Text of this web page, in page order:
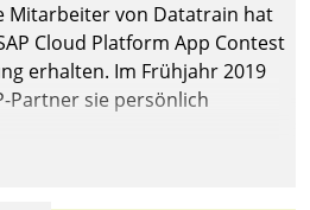
Mitarbeiter von Datatrain hat
Cloud Platform App Contest
erhalten. Im Frühjahr 2019
Partner sie persönlich